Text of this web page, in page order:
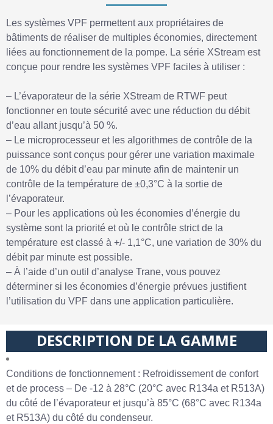
Les systèmes VPF permettent aux propriétaires de
bâtiments de réaliser de multiples économies, directement
liées au fonctionnement de la pompe. La série XStream est
conçue pour rendre les systèmes VPF faciles à utiliser :
– L’évaporateur de la série XStream de RTWF peut
fonctionner en toute sécurité avec une réduction du débit
d’eau allant jusqu’à 50 %.
– Le microprocesseur et les algorithmes de contrôle de la
puissance sont conçus pour gérer une variation maximale
de 10% du débit d’eau par minute afin de maintenir un
contrôle de la température de ±0,3°C à la sortie de
l’évaporateur.
– Pour les applications où les économies d’énergie du
système sont la priorité et où le contrôle strict de la
température est classé à +/- 1,1°C, une variation de 30% du
débit par minute est possible.
– À l’aide d’un outil d’analyse Trane, vous pouvez
déterminer si les économies d’énergie prévues justifient
l’utilisation du VPF dans une application particulière.
DESCRIPTION DE LA GAMME
Conditions de fonctionnement : Refroidissement de confort
et de process – De -12 à 28°C (20°C avec R134a et R513A)
du côté de l’évaporateur et jusqu’à 85°C (68°C avec R134a
et R513A) du côté du condenseur.